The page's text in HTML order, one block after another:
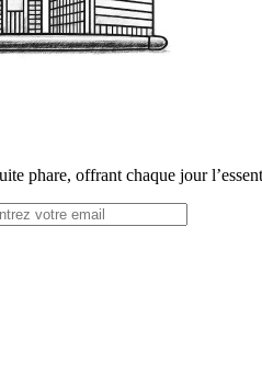
phare, offrant chaque jour